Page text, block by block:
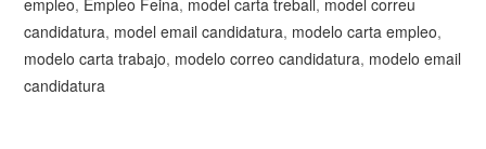
empleo, Empleo Feina, model carta treball, model correu
candidatura, model email candidatura, modelo carta empleo,
modelo carta trabajo, modelo correo candidatura, modelo email
candidatura